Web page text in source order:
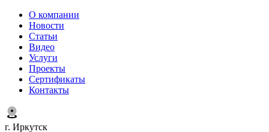
О компании
Новости
Статьи
Видео
Услуги
Проекты
Сертификаты
Контакты
г. Иркутск